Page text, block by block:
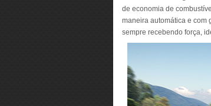
de economia de
maneira automática e com
sempre recebendo força,